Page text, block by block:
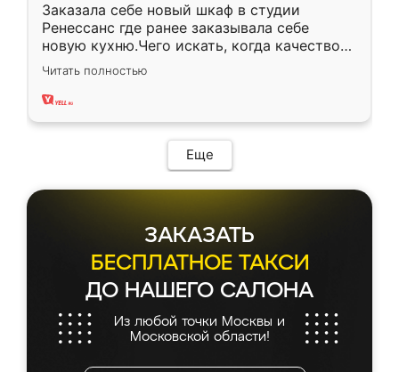
Заказала себе новый шкаф в студии
Ренессанс где ранее заказывала себе
новую кухню.Чего искать, когда качеством
вполне довольна. Служит кухня уже почти
два года, нареканий нет.
Читать полностью
Еще
ЗАКАЗАТЬ
БЕСПЛАТНОЕ ТАКСИ
ДО НАШЕГО САЛОНА
Из любой точки Москвы и
Московской области!